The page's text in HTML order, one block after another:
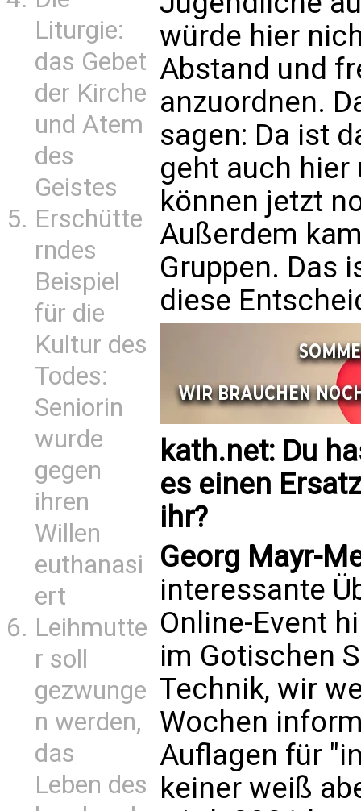
Liturgie:
das Gebet
der Kirche
und Atem
des
Geistes
Erschütte
rndes
Beispiel
für die
Kultur des
Todes:
Seniorin
wurde
gegen
ihren
Willen
euthanasi
ert
Leihmutte
r soll
gezwunge
n werden,
das
Leben des
würde hier
Abstand und
anzuordnen.
sagen: Da ist
geht auch hier
können jetzt
Außerdem
Gruppen. Das
diese
kath.net: Du
es einen
ihr?
Georg Mayr-
interessante
Online-Event
im Gotischen
Technik, wir
Wochen
Auflagen für
keiner weiß